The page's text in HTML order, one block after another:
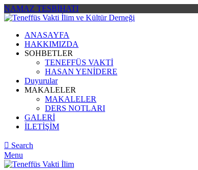
NAMAZ TESBİHATI
ANASAYFA
HAKKIMIZDA
SOHBETLER
TENEFFÜS VAKTİ
HASAN YENİDERE
Duyurular
MAKALELER
MAKALELER
DERS NOTLARI
GALERİ
İLETİŞİM
Search
Menu